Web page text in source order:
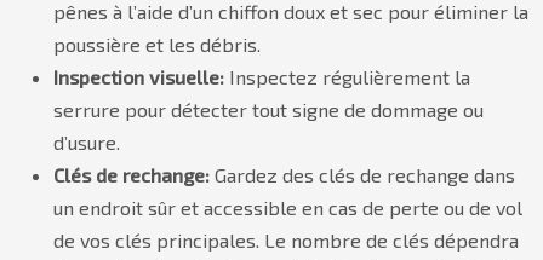
pênes à l’aide d’un chiffon doux et sec pour éliminer la
poussière et les débris.
Inspection visuelle: Inspectez régulièrement la
serrure pour détecter tout signe de dommage ou
d’usure.
Clés de rechange: Gardez des clés de rechange dans
un endroit sûr et accessible en cas de perte ou de vol
de vos clés principales. Le nombre de clés dépendra